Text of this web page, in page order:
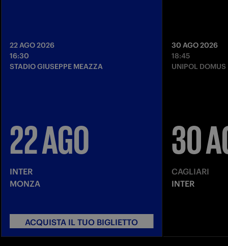
22 AGO 2026
16:30
STADIO GIUSEPPE MEAZZA
22 AGO
INTER
MONZA
ACQUISTA IL TUO BIGLIETTO
30 AGO 2026
18:45
UNIPOL DOMUS
30
CAGLIARI
INTER